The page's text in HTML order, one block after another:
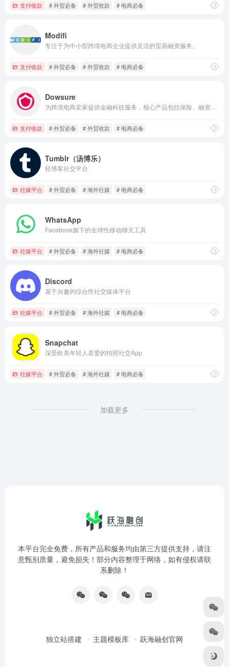
支付收款 # 外贸必备 # 外贸收款 # 电商必备
Modifi
专注于为中小型跨境电商企业提供灵活的贸易融资服务。
支付收款 # 外贸必备 # 外贸收款 # 电商必备
Dowsure
支付收款 # 外贸必备 # 外贸收款 # 电商必备
Tumblr（汤博乐）
轻博客社交平台
社媒平台 # 外贸必备 # 海外社媒 # 电商必备
WhatsApp
Facebook旗下的全球性移动聊天工具
社媒平台 # 外贸必备 # 海外社媒 # 电商必备
Discord
基于兴趣的综合性社交媒体平台
社媒平台 # 外贸必备 # 海外社媒 # 电商必备
Snapchat
深受欧美年轻人喜爱的拍照社交App
社媒平台 # 外贸必备 # 海外社媒 # 电商必备
加载更多
本平台完全免费，所有产品和服务均由第三方提供支持，请注
意甄别质量，避免损失！部分内容整理于网络，如有侵权请联
系删除！
独立站搭建 主题模板库 跃海融创官网